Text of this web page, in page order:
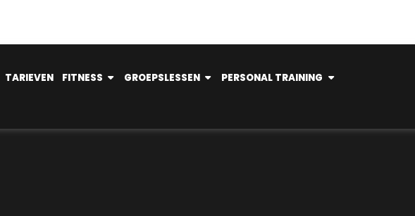
TARIEVEN FITNESS GROEPSLESSEN PERSONAL TRAINING